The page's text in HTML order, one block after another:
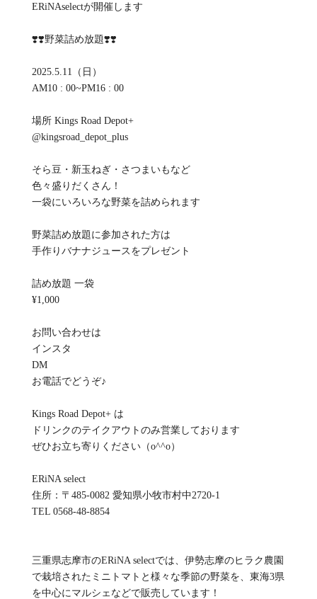
ERiNAselectが開催します
❣️❣️野菜詰め放題❣️❣️
2025.5.11（日）
AM10 : 00~PM16 : 00
場所 Kings Road Depot+
@kingsroad_depot_plus
そら豆・新玉ねぎ・さつまいもなど
色々盛りだくさん！
一袋にいろいろな野菜を詰められます
野菜詰め放題に参加された方は
手作りバナナジュースをプレゼント
詰め放題 一袋
¥1,000
お問い合わせは
インスタ
DM
お電話でどうぞ♪
Kings Road Depot+ は
ドリンクのテイクアウトのみ営業しております
ぜひお立ち寄りください（o^^o）
ERiNA select
住所：〒485-0082 愛知県小牧市村中2720-1
TEL 0568-48-8854
三重県志摩市のERiNA selectでは、伊勢志摩のヒラク農園
で栽培されたミニトマトと様々な季節の野菜を、東海3県
を中心にマルシェなどで販売しています！